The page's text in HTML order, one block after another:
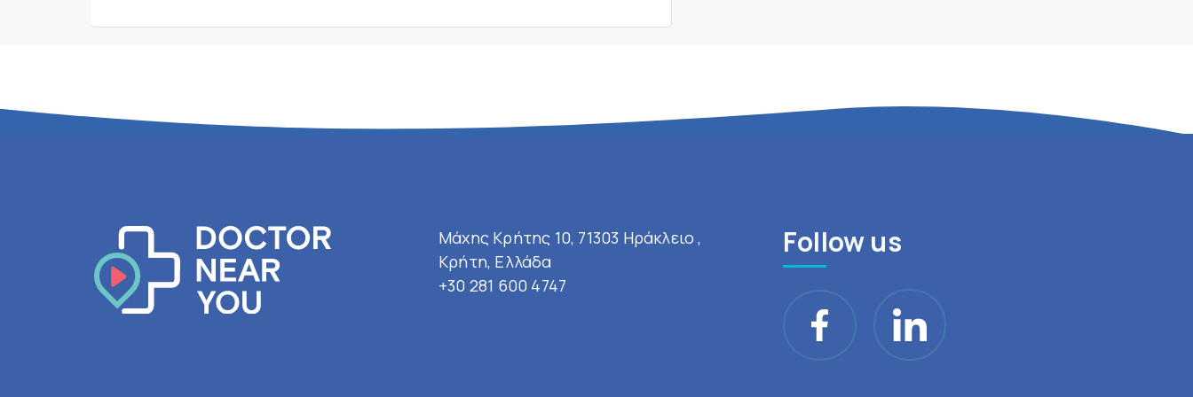
Μάχης Κρήτης 10, 71303 Ηράκλειο ,
Κρήτη, Ελλάδα
+30 281 600 4747
Follow us